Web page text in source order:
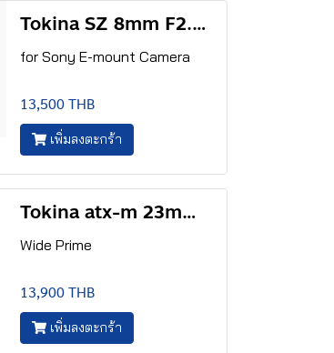
Tokina SZ 8mm F2.8 E FISH-EYE
for Sony E-mount Camera
13,500 THB
เพิ่มลงตะกร้า
Tokina atx-m 23mm F1.4 E
Wide Prime
13,900 THB
เพิ่มลงตะกร้า